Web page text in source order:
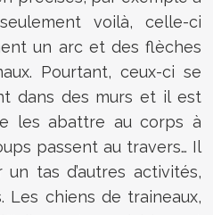
voilà, celle-ci
un arc et des flèches
Pourtant, ceux-ci se
dans des murs et il est
les abattre au corps à
passent au travers… Il
tas d’autres activités,
Les chiens de traineaux,